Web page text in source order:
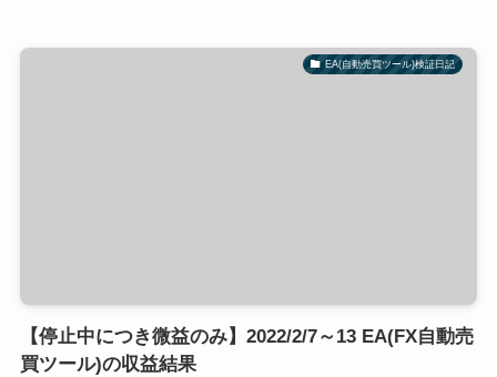
EA(自動売買ツール)検証日記
【停止中につき微益のみ】2022/2/7～13 EA(FX自動売
買ツール)の収益結果